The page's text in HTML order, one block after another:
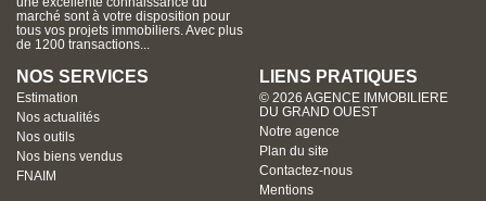
marché sont à votre disposition pour
tous vos projets immobiliers. Avec plus
de 1200 transactions...
NOS SERVICES
Estimation
Nos actualités
Nos outils
Nos biens vendus
FNAIM
LIENS PRATIQUES
© 2026 AGENCE IMMOBILIERE
DU GRAND OUEST
Notre agence
Plan du site
Contactez-nous
Mentions